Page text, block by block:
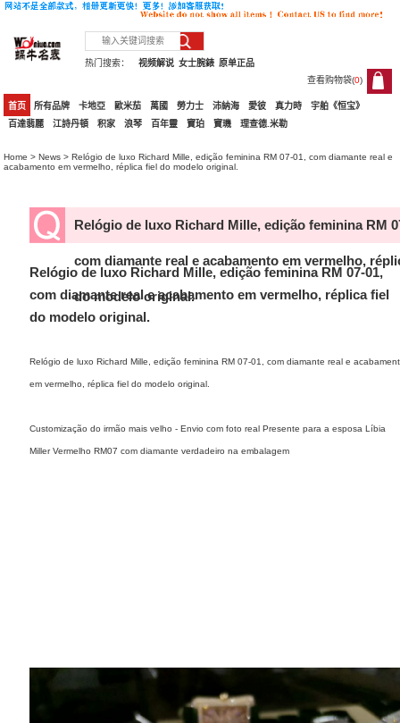
热门搜索： 原单正品
女士腕錶
视频解说
查看购物袋(0)
0
首页 所有品牌 卡地亞 歐米茄 萬國 勞力士 沛納海 愛彼 真力時
宇舶《恒宝》
百達翡麗
江詩丹頓 积家 浪琴 百年靈 寶珀 寶璣 理查德.米勒
Home >News > Relógio de luxo Richard Mille, edição feminina RM 07-01, com diamante real e
acabamento em vermelho, réplica fiel do modelo original.
Relógio de luxo Richard Mille, edição feminina RM
com diamante real e acabamento em vermelho,
do modelo original.
Relógio de luxo Richard Mille, edição feminina RM 07-01,
com diamante real e acabamento em vermelho, réplica fiel
do modelo original.
Relógio de luxo Richard Mille, edição feminina RM 07-01, com diamante real e
em vermelho, réplica fiel do modelo original.
Customização do irmão mais velho - Envio com foto real ​Presente para a esposa ​Líbia
Miller Vermelho RM07 com diamante verdadeiro na embalagem